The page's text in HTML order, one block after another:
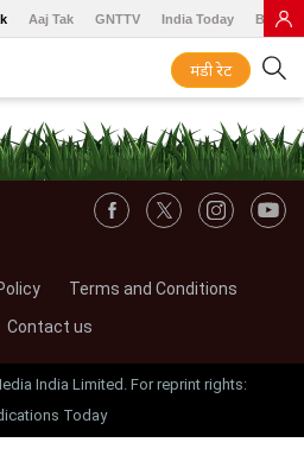
Aaj Tak GNTTV India Today BT
मंडी रेट
Terms and Conditions
Contact us
India Limited. For reprint rights:
Today